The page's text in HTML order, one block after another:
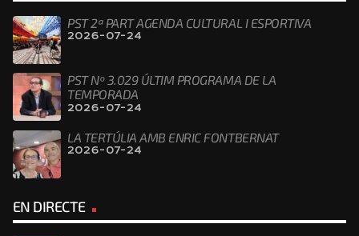
PST 2ª PART AGENDA CULTURAL I ESPORTIVA
2026-07-24
PST Nº 3.029 ÚLTIM PROGRAMA DE LA
TEMPORADA
2026-07-24
LA TERTÚLIA AMB ENRIC FONTBERNAT
2026-07-24
EN DIRECTE